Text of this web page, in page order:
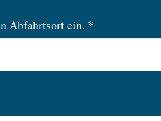
Abfahrtsort ein. *